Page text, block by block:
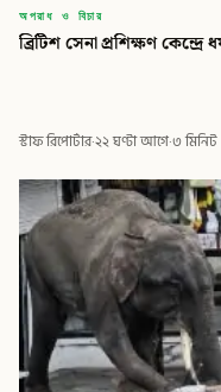
অপরাধ ও বিচার
ব্রিটিশ সেনা প্রশিক্ষণ কেন্দ্রে
স্টাফ রিপোর্টার·২২ ঘণ্টা আগে·৩ মিনিট